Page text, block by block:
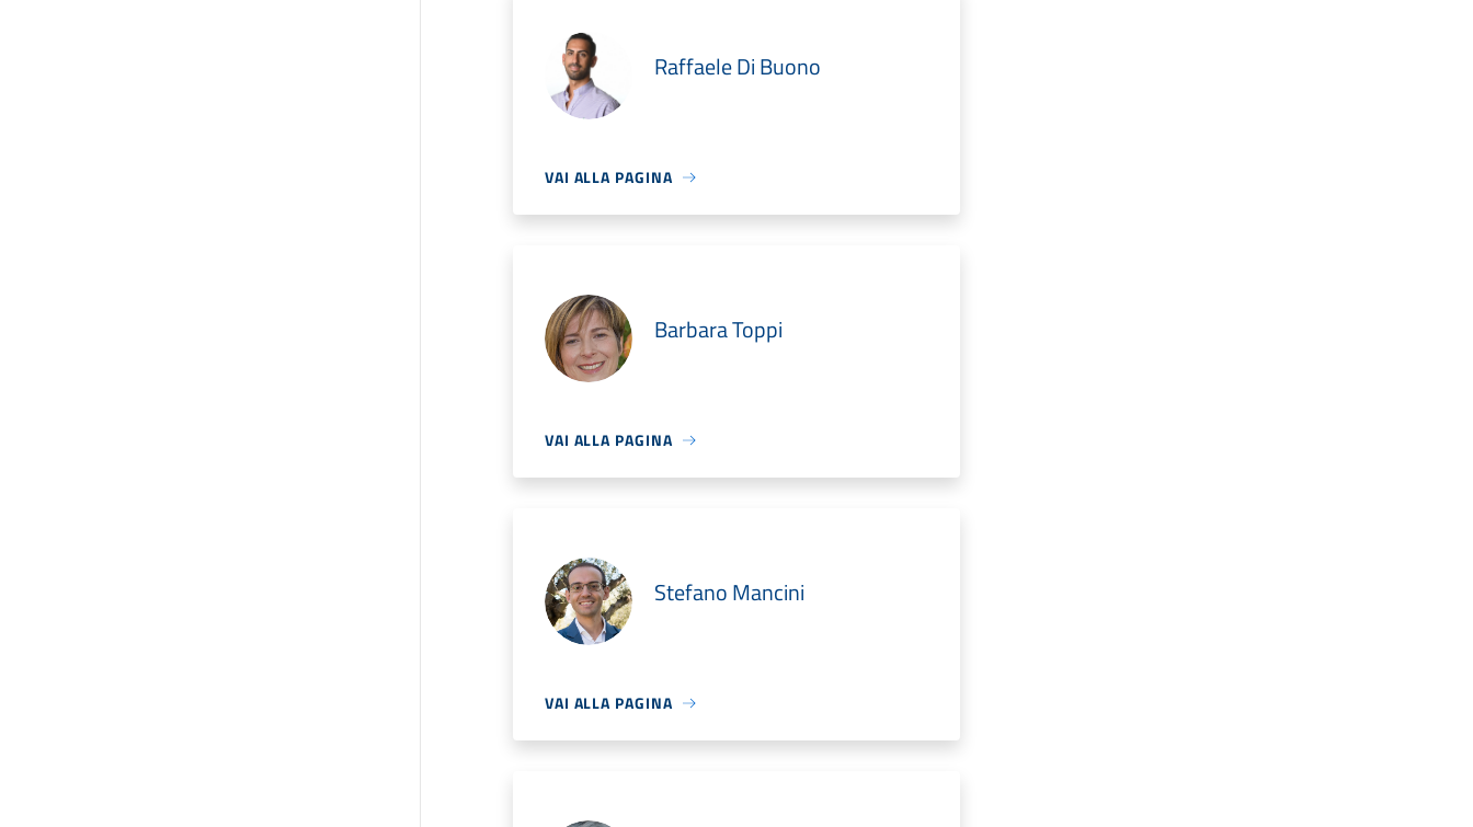
Raffaele Di Buono
VAI ALLA PAGINA
Barbara Toppi
VAI ALLA PAGINA
Stefano Mancini
VAI ALLA PAGINA